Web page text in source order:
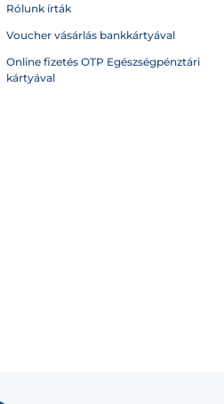
Rólunk írták
Voucher vásárlás bankkártyával
Online fizetés OTP Egészségpénztári
kártyával